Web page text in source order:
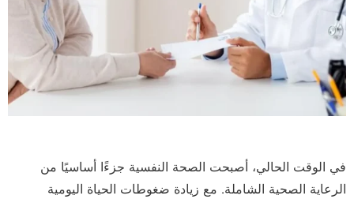
في الوقت الحالي، أصبحت الصحة النفسية جزءًا أساسيًا من
الرعاية الصحية الشاملة. مع زيادة ضغوطات الحياة اليومية